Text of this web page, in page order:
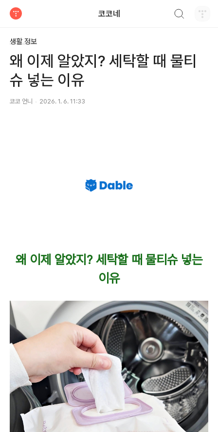
코코네
생활 정보
왜 이제 알았지? 세탁할 때 물티
슈 넣는 이유
코코 언니 2026. 1. 6. 11:33
왜 이제 알았지? 세탁할 때 물티슈 넣는
이유